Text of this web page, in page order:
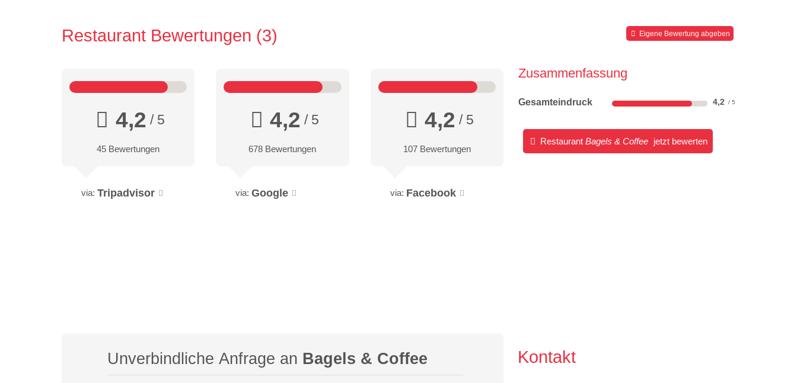
Restaurant Bewertungen 3 Eigene Bewertung abgeben
Zusammenfassung
Gesamteindruck 4,2
RestaurantBagels & Coffee jetzt bewerten
4,2 / 5
45 Bewertungen
via: Tripadvisor
4,2 / 5
678 Bewertungen
via: Google
4,2 / 5
107 Bewertungen
via: Facebook
Unverbindliche Anfrage an Bagels & Coffee Kontakt